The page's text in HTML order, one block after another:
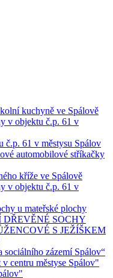
kuchyně ve Spálově
v objektu č.p. 61 v
č.p. 61 v městysu Spálov
automobilové stříkačky
kříže ve Spálově
v objektu č.p. 61 v
u mateřské plochy
DŘEVĚNÉ SOCHY
S JEŽÍŠKEM
sociálního zázemí Spálov“
centru městyse Spálov"